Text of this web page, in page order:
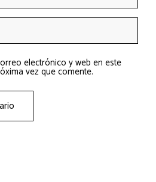
electrónico y web en este
vez que comente.